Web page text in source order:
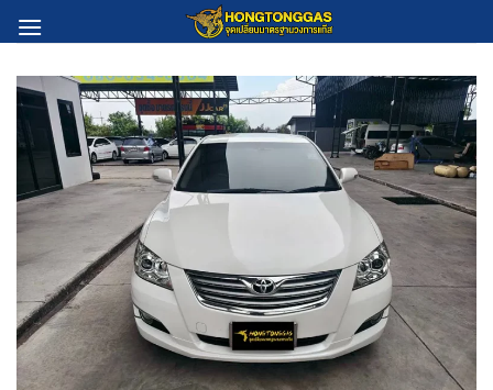
to